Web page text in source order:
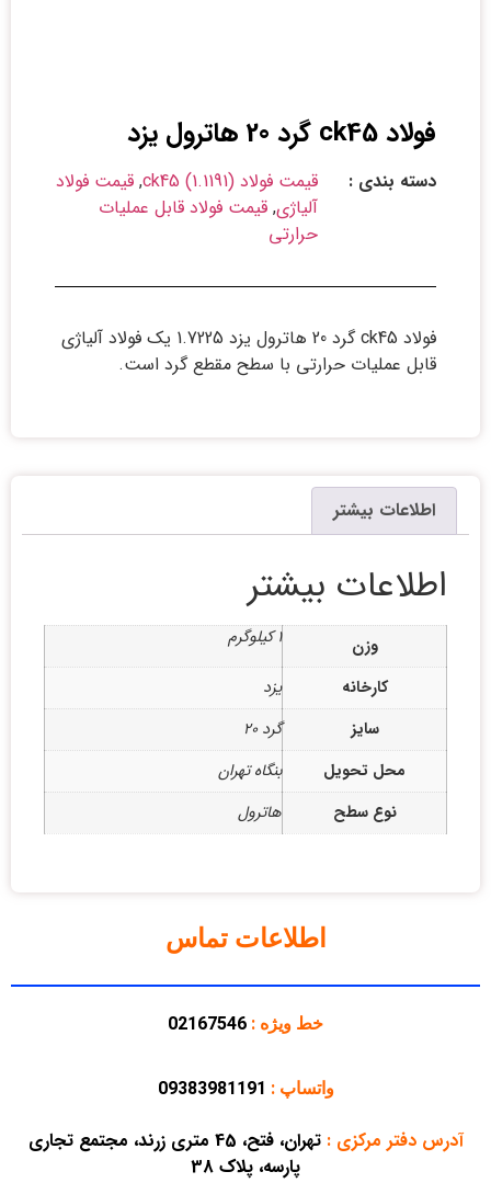
فولاد ck45 گرد 20 هاترول یزد
دسته بندی : قیمت فولاد ck45 (1.1191) , قیمت فولاد
آلیاژی, قیمت فولاد قابل عملیات
حرارتی
فولاد ck45 گرد 20 هاترول یزد 1.7225 یک فولاد آلیاژی
قابل عملیات حرارتی با سطح مقطع گرد است.
اطلاعات بیشتر
اطلاعات بیشتر
وزن
1 کیلوگرم
کارخانه
یزد
سایز
گرد 20
محل تحویل
بنگاه تهران
نوع سطح
هاترول
اطلاعات تماس
خط ویژه : 02167546
واتساپ : 09383981191
آدرس دفتر مرکزی:
تهران، فتح، 45 متری زرند، مجتمع تجاری
پارسه، پلاک 38